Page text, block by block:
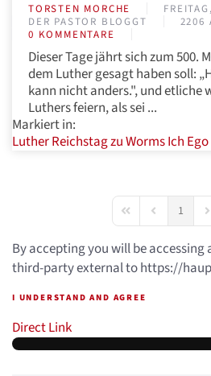
TORSTEN MORCHE
DER PASTOR BLOGGT
2206
0 KOMMENTARE
Dieser Tage jährt sich zum 500.
dem Luther gesagt haben soll:
kann nicht anders.", und etliche
Luthers feiern, als sei ...
Markiert in:
LutherReichstag zu WormsIch Ego
First PagePrevious Page
1
By accepting you will be accessing
third-party external to https://
I UNDERSTAND AND AGREE
Direct Link